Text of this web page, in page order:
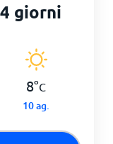
giorni
8°C
10 ag.